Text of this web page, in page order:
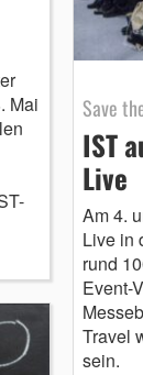
Mai
Save
IST
Live
Am 4.
Live in
rund
Event-
Travel
sein.